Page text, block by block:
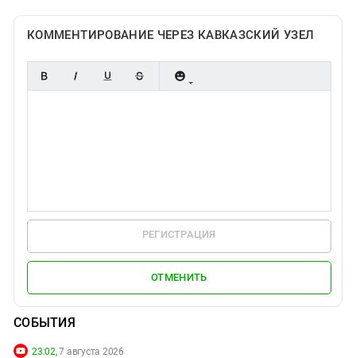
КОММЕНТИРОВАНИЕ ЧЕРЕЗ КАВКАЗСКИЙ УЗЕЛ
РЕГИСТРАЦИЯ
ОТМЕНИТЬ
СОБЫТИЯ
23:02,7 августа 2026